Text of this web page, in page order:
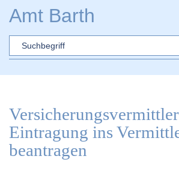
Amt Barth
Sword
Eintragung ins
beantragen